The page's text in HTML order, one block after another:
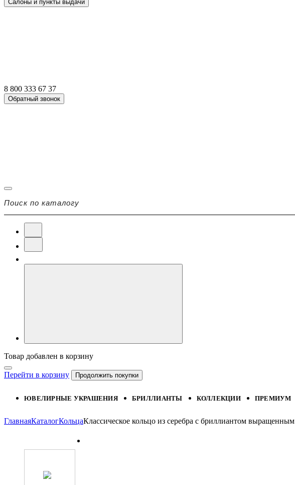
Салоны и пункты выдачи
8 800 333 67 37
Обратный звонок
Товар добавлен в корзину
Перейти в корзину Продолжить покупки
ЮВЕЛИРНЫЕ УКРАШЕНИЯ БРИЛЛИАНТЫ КОЛЛЕКЦИИ ПРЕМИУМ
ГлавнаяКаталогКольцаКлассическое кольцо из серебра с бриллиантом выращенным